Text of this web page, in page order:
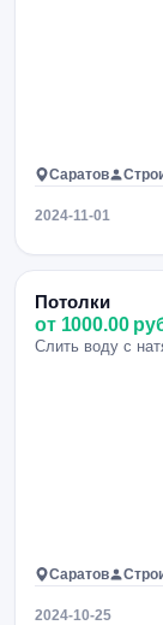
Саратов
2024-11-01
Потолки
от 1000.00
Слить воду с
Саратов
2024-10-25